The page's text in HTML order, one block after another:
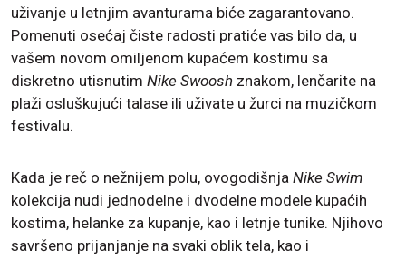
uživanje u letnjim avanturama biće zagarantovano.
Pomenuti osećaj čiste radosti pratiće vas bilo da, u
vašem novom omiljenom kupaćem kostimu sa
diskretno utisnutim Nike Swoosh znakom, lenčarite na
plaži osluškujući talase ili uživate u žurci na muzičkom
festivalu.
Kada je reč o nežnijem polu, ovogodišnja Nike Swim
kolekcija nudi jednodelne i dvodelne modele kupaćih
kostima, helanke za kupanje, kao i letnje tunike. Njihovo
savršeno prijanjanje na svaki oblik tela, kao i